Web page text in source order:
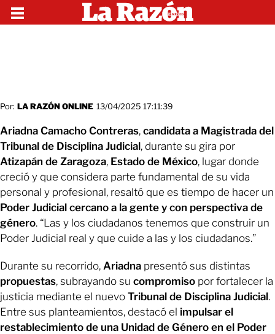
Por: LA RAZÓN ONLINE 13/04/2025 17:11:39
Ariadna Camacho Contreras, candidata a Magistrada del
Tribunal de Disciplina Judicial, durante su gira por
Atizapán de Zaragoza, Estado de México, lugar donde
creció y que considera parte fundamental de su vida
personal y profesional, resaltó que es tiempo de hacer un
Poder Judicial cercano a la gente y con perspectiva de
género. “Las y los ciudadanos tenemos que construir un
Poder Judicial real y que cuide a las y los ciudadanos.”
Durante su recorrido, Ariadna presentó sus distintas
propuestas, subrayando su compromiso por fortalecer la
justicia mediante el nuevo Tribunal de Disciplina Judicial.
Entre sus planteamientos, destacó el impulsar el
restablecimiento de una Unidad de Género en el Poder